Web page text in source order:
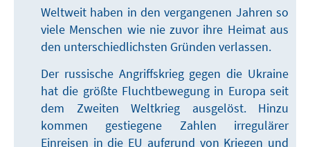
Weltweit haben in den vergangenen Jahren so
viele Menschen wie nie zuvor ihre Heimat aus
den unterschiedlichsten Gründen verlassen.
Der russische Angriffskrieg gegen die Ukraine
hat die größte Fluchtbewegung in Europa seit
dem Zweiten Weltkrieg ausgelöst. Hinzu
kommen gestiegene Zahlen irregulärer
Einreisen in die EU aufgrund von Kriegen und